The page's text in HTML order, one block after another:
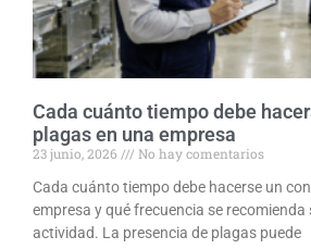
Cada cuánto tiempo debe
plagas en una empresa
23 junio, 2026
No hay comentarios
Cada cuánto tiempo debe hacerse un
empresa y qué frecuencia se recomienda
actividad. La presencia de plagas puede